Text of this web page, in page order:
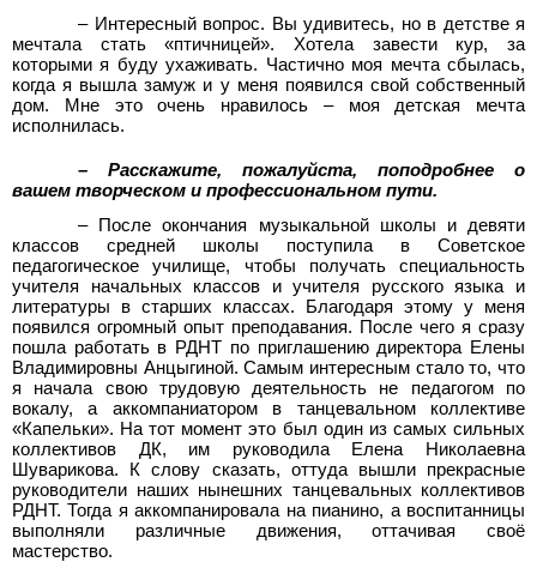
– Интересный вопрос. Вы удивитесь, но в детстве я
мечтала стать «птичницей». Хотела завести кур, за
которыми я буду ухаживать. Частично моя мечта сбылась,
когда я вышла замуж и у меня появился свой собственный
дом. Мне это очень нравилось – моя детская мечта
исполнилась.
– Расскажите, пожалуйста, поподробнее о
вашем творческом и профессиональном пути.
– После окончания музыкальной школы и девяти
классов средней школы поступила в Советское
педагогическое училище, чтобы получать специальность
учителя начальных классов и учителя русского языка и
литературы в старших классах. Благодаря этому у меня
появился огромный опыт преподавания. После чего я сразу
пошла работать в РДНТ по приглашению директора Елены
Владимировны Анцыгиной. Самым интересным стало то, что
я начала свою трудовую деятельность не педагогом по
вокалу, а аккомпаниатором в танцевальном коллективе
«Капельки». На тот момент это был один из самых сильных
коллективов ДК, им руководила Елена Николаевна
Шуварикова. К слову сказать, оттуда вышли прекрасные
руководители наших нынешних танцевальных коллективов
РДНТ. Тогда я аккомпанировала на пианино, а воспитанницы
выполняли различные движения, оттачивая своё
мастерство.